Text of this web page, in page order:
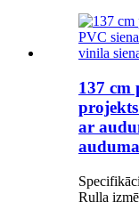
137 cm
ar
Ruļļa